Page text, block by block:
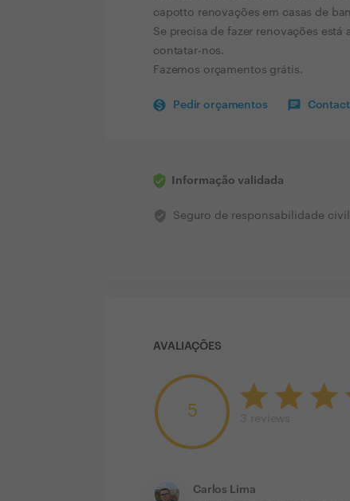
capotto renovações em casas de
Se precisa de fazer renovações
contatar-nos.
Fazemos orçamentos grátis.
Pedir orçamentos
Informação validada
verified_user Seguro de responsabilidade civil
AVALIAÇÕES
5
Carlos Lima